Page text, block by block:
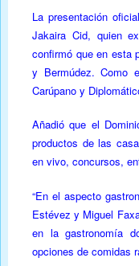
La presentación
Jakaira Cid, quien
confirmó que en esta
y Bermúdez. Como
Carúpano y
Añadió que el
productos de las
en vivo, concursos,
“En el aspecto
Estévez y Miguel
en la gastronomía
opciones de comidas